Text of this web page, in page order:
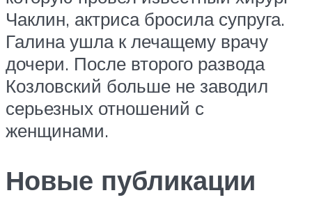
Чаклин, актриса бросила супруга.
Галина ушла к лечащему врачу
дочери. После второго развода
Козловский больше не заводил
серьезных отношений с
женщинами.
Новые публикации